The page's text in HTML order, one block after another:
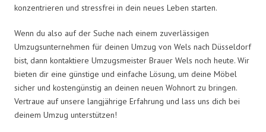
konzentrieren und stressfrei in dein neues Leben starten.
Wenn du also auf der Suche nach einem zuverlässigen
Umzugsunternehmen für deinen Umzug von Wels nach Düsseldorf
bist, dann kontaktiere Umzugsmeister Brauer Wels noch heute. Wir
bieten dir eine günstige und einfache Lösung, um deine Möbel
sicher und kostengünstig an deinen neuen Wohnort zu bringen.
Vertraue auf unsere langjährige Erfahrung und lass uns dich bei
deinem Umzug unterstützen!